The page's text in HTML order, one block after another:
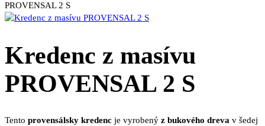
PROVENSAL 2 S
Kredenc z masívu
PROVENSAL 2 S
Tento provensálsky kredenc je vyrobený z bukového dreva v šedej